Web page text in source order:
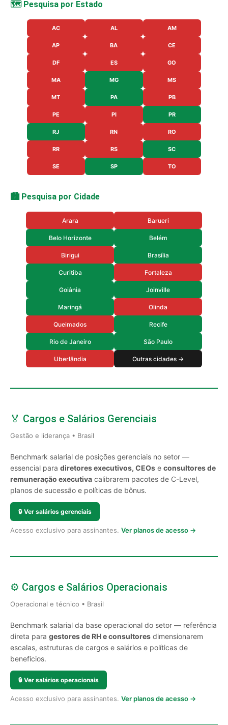
🗺️ Pesquisa por Estado
AC AL AM
AP BA CE
DF ES GO
MA MG MS
MT PA PB
PE PI PR
RJ RN RO
RR RS SC
SE SP TO
🏙️ Pesquisa por Cidade
Arara Barueri
Belo Horizonte Belém
Birigui Brasília
Curitiba Fortaleza
Goiânia Joinville
Maringá Olinda
Queimados Recife
Rio de Janeiro São Paulo
Uberlândia Outras cidades →
🏅 Cargos e Salários Gerenciais
Gestão e liderança • Brasil
Benchmark salarial de posições gerenciais no setor —
essencial para diretores executivos, CEOs e consultores de
remuneração executiva calibrarem pacotes de C-Level,
planos de sucessão e políticas de bônus.
🔒 Ver salários gerenciais
Acesso exclusivo para assinantes. Ver planos de acesso →
⚙️ Cargos e Salários Operacionais
Operacional e técnico • Brasil
Benchmark salarial da base operacional do setor — referência
direta para gestores de RH e consultores dimensionarem
escalas, estruturas de cargos e salários e políticas de
benefícios.
🔒 Ver salários operacionais
Acesso exclusivo para assinantes. Ver planos de acesso →